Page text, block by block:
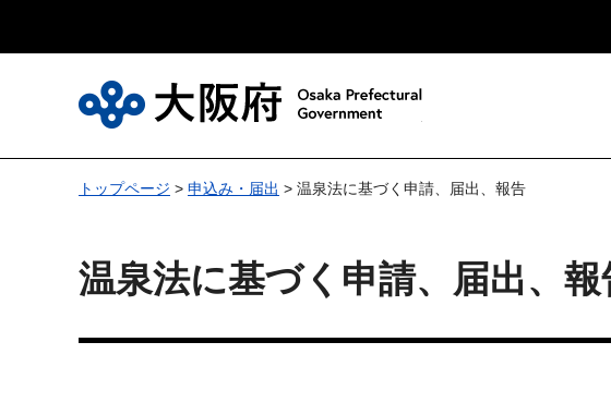
トップページ > 申込み・届出 > 温泉法に基づく申請、届出、報告
温泉法に基づく申請、届出、報